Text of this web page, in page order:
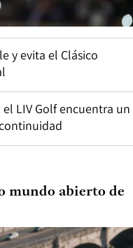
y evita el Clásico
LIV Golf encuentra un
mundo abierto de